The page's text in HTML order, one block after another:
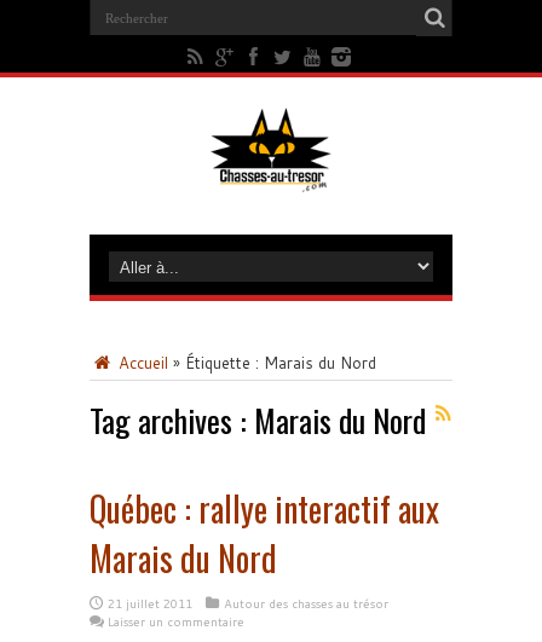
Accueil » Étiquette : Marais du Nord
Tag archives : Marais du Nord
Québec : rallye interactif aux
Marais du Nord
21 juillet 2011
Autour des chasses au trésor
Laisser un commentaire